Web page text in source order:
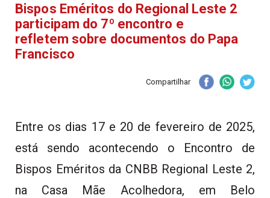
Bispos Eméritos do Regional Leste 2
participam do 7º encontro e
refletem sobre documentos do Papa
Francisco
Compartilhar
Entre os dias 17 e 20 de fevereiro de 2025,
está sendo acontecendo o Encontro de
Bispos Eméritos da CNBB Regional Leste 2,
na Casa Mãe Acolhedora, em Belo